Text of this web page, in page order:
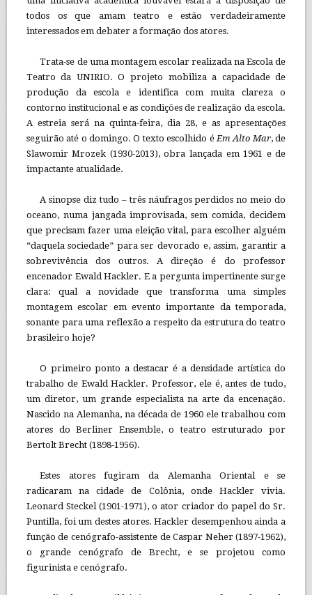
todos os que amam teatro e estão verdadeiramente
interessados em debater a formação dos atores.
Trata-se de uma montagem escolar realizada na Escola de
Teatro da UNIRIO. O projeto mobiliza a capacidade de
produção da escola e identifica com muita clareza o
contorno institucional e as condições de realização da escola.
A estreia será na quinta-feira, dia 28, e as apresentações
seguirão até o domingo. O texto escolhido éEm Alto Mar, de
Slawomir Mrozek (1930-2013), obra lançada em 1961 e de
impactante atualidade.
A sinopse diz tudo – três náufragos perdidos no meio do
oceano, numa jangada improvisada, sem comida, decidem
que precisam fazer uma eleição vital, para escolher alguém
“daquela sociedade” para ser devorado e, assim, garantir a
sobrevivência dos outros. A direção é do professor
encenador Ewald Hackler. E a pergunta impertinente surge
clara: qual a novidade que transforma uma simples
montagem escolar em evento importante da temporada,
sonante para uma reflexão a respeito da estrutura do teatro
brasileiro hoje?
O primeiro ponto a destacar é a densidade artística do
trabalho de Ewald Hackler. Professor, ele é, antes de tudo,
um diretor, um grande especialista na arte da encenação.
Nascido na Alemanha, na década de 1960 ele trabalhou com
atores do Berliner Ensemble, o teatro estruturado por
Bertolt Brecht (1898-1956).
Estes atores fugiram da Alemanha Oriental e se
radicaram na cidade de Colônia, onde Hackler vivia.
Leonard Steckel (1901-1971), o ator criador do papel do Sr.
Puntilla, foi um destes atores. Hackler desempenhou ainda a
função de cenógrafo-assistente de Caspar Neher (1897-1962),
o grande cenógrafo de Brecht, e se projetou como
figurinista e cenógrafo.